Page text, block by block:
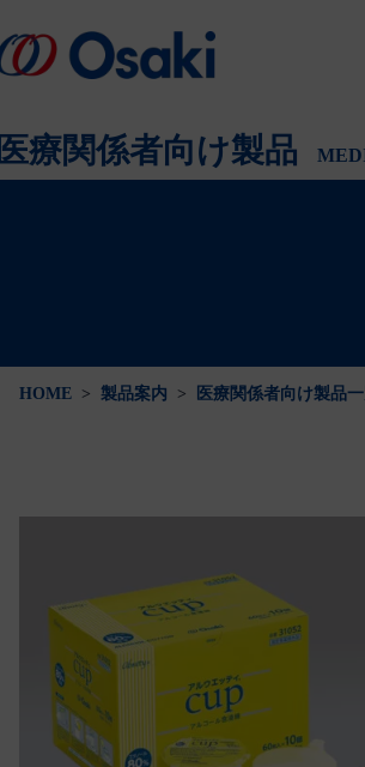
医療関係者向け製品
HOME > 製品案内 > 医療関係者向け製品